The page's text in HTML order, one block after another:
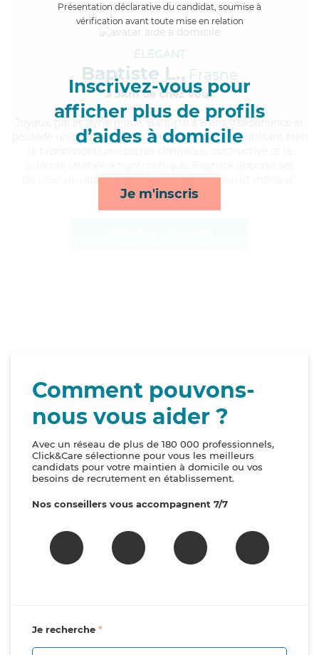
Présentation déclarative du candidat, soumise à
vérification avant toute mise en relation
Inscrivez-vous pour
afficher plus de profils
d’aides à domicile
Je m'inscris
ÉLÉGANT
Baptiste L., Frasne
à 5km de chez Vous
, gai et dynamique, Baptiste a 8 ans d'expérience et
possède un diplôme d'Etat d'infirmier (DEI). Maitrisant bien
services de rappels, repas, courses/livraison et ménage*
Comment pouvons-
nous vous aider ?
Avec un réseau de plus de 180 000 professionnels,
Click&Care sélectionne pour vous les meilleurs
candidats pour votre maintien à domicile ou vos
besoins de recrutement en établissement.
Nos conseillers vous accompagnent 7/7
Je recherche